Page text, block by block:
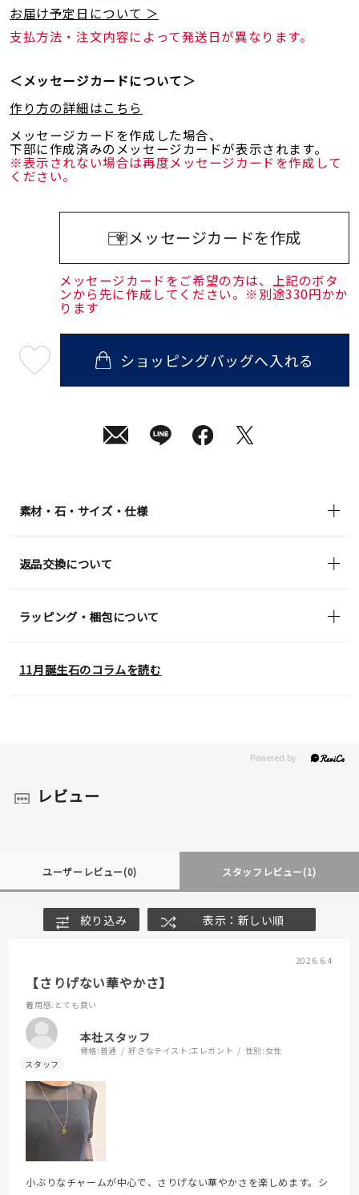
お届け予定日について ＞
支払方法・注文内容によって発送日が異なります。
＜メッセージカードについて＞
作り方の詳細はこちら
メッセージカードを作成した場合、
下部に作成済みのメッセージカードが表示されます。
※表示されない場合は再度メッセージカードを作成して
ください。
メッセージカードを作成
メッセージカードをご希望の方は、上記のボタ
ンから先に作成してください。※別途330円かか
ります
08
ショッピングバッグへ入れる
素材・石・サイズ・仕様
返品交換について
ラッピング・梱包について
11月誕生石のコラムを読む
レビュー
ユーザーレビュー(0) スタッフレビュー(1)
絞り込み 表示：新しい順
2026.6.4
【さりげない華やかさ】
着用感:とても良い
本社スタッフ
骨格:普通 好きなテイスト:エレガント 性別: 女性
小ぶりなチャームが中心で、さりげない華やかさを楽しめます。シ